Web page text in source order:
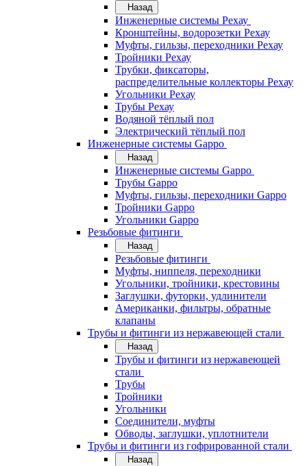
Назад
Инженерные системы Рехау
Кронштейны, водорозетки Рехау
Муфты, гильзы, переходники Рехау
Тройники Рехау
Трубки, фиксаторы,
распределительные коллекторы Рехау
Угольники Рехау
Трубы Рехау
Водяной тёплый пол
Электрический тёплый пол
Инженерные системы Gappo
Назад
Инженерные системы Gappo
Трубы Gappo
Муфты, гильзы, переходники Gappo
Тройники Gappo
Угольники Gappo
Резьбовые фитинги
Назад
Резьбовые фитинги
Муфты, ниппеля, переходники
Угольники, тройники, крестовины
Заглушки, футорки, удлинители
Американки, фильтры, обратные
клапаны
Трубы и фитинги из нержавеющей стали
Назад
Трубы и фитинги из нержавеющей
стали
Трубы
Тройники
Угольники
Соединители, муфты
Обводы, заглушки, уплотнители
Трубы и фитинги из гофрированной стали
Назад